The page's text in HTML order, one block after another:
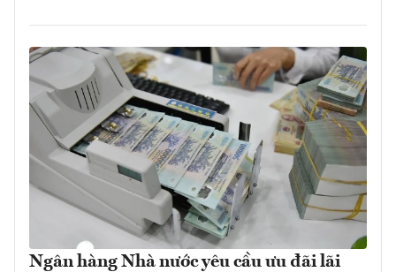
Ngân hàng Nhà nước yêu cầu ưu đãi lãi